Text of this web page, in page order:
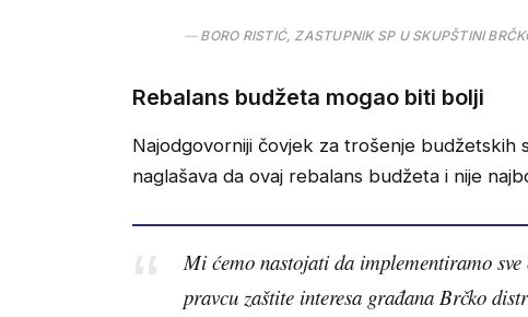
BORO RISTIĆ, ZASTUPNIK SP U SKUPŠTINI
Rebalans budžeta mogao biti bolji
Najodgovorniji čovjek za trošenje budžetskih
naglašava da ovaj rebalans budžeta i nije
Mi ćemo nastojati da implementiramo sve
pravcu zaštite interesa građana Brčko